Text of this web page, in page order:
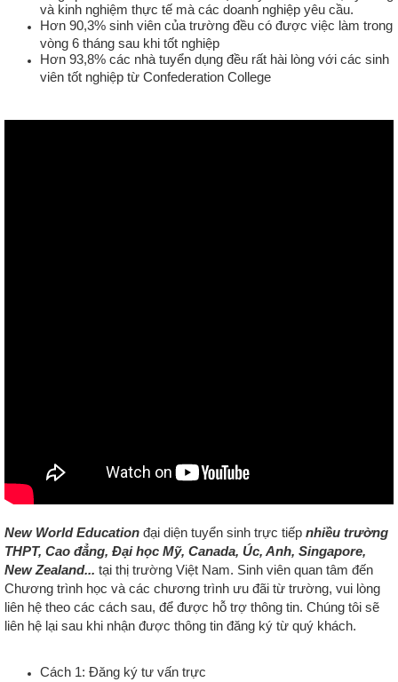
và kinh nghiệm thực tế mà các doanh nghiệp yêu cầu.
Hơn 90,3% sinh viên của trường đều có được việc làm trong
vòng 6 tháng sau khi tốt nghiệp
Hơn 93,8% các nhà tuyển dụng đều rất hài lòng với các sinh
viên tốt nghiệp từ Confederation College
New World Education đại diện tuyển sinh trực tiếp nhiều trường
THPT, Cao đẳng, Đại học Mỹ, Canada, Úc, Anh, Singapore,
New Zealand... tại thị trường Việt Nam. Sinh viên quan tâm đến
Chương trình học và các chương trình ưu đãi từ trường, vui lòng
liên hệ theo các cách sau, để được hỗ trợ thông tin. Chúng tôi sẽ
liên hệ lại sau khi nhận được thông tin đăng ký từ quý khách.
Cách 1: Đăng ký tư vấn trực